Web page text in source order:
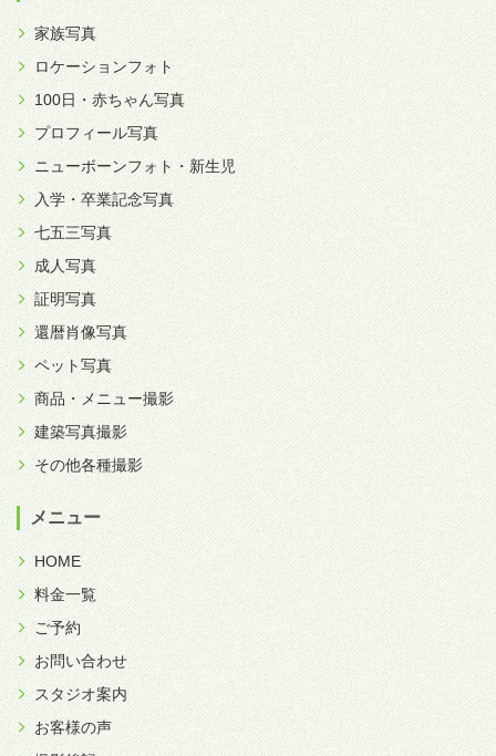
家族写真
ロケーションフォト
100日・赤ちゃん写真
プロフィール写真
ニューボーンフォト・新生児
入学・卒業記念写真
七五三写真
成人写真
証明写真
還暦肖像写真
ペット写真
商品・メニュー撮影
建築写真撮影
その他各種撮影
メニュー
HOME
料金一覧
ご予約
お問い合わせ
スタジオ案内
お客様の声